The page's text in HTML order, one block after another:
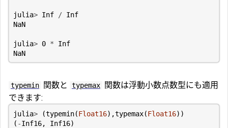
julia> Inf / Inf
NaN
julia> 0 *
Inf
NaN
typemin 関数と typemax
関数は浮動小数点数型にも適用
できます:
julia> (typemin(Float16),typemax(Float16))
( -Inf16, Inf16)